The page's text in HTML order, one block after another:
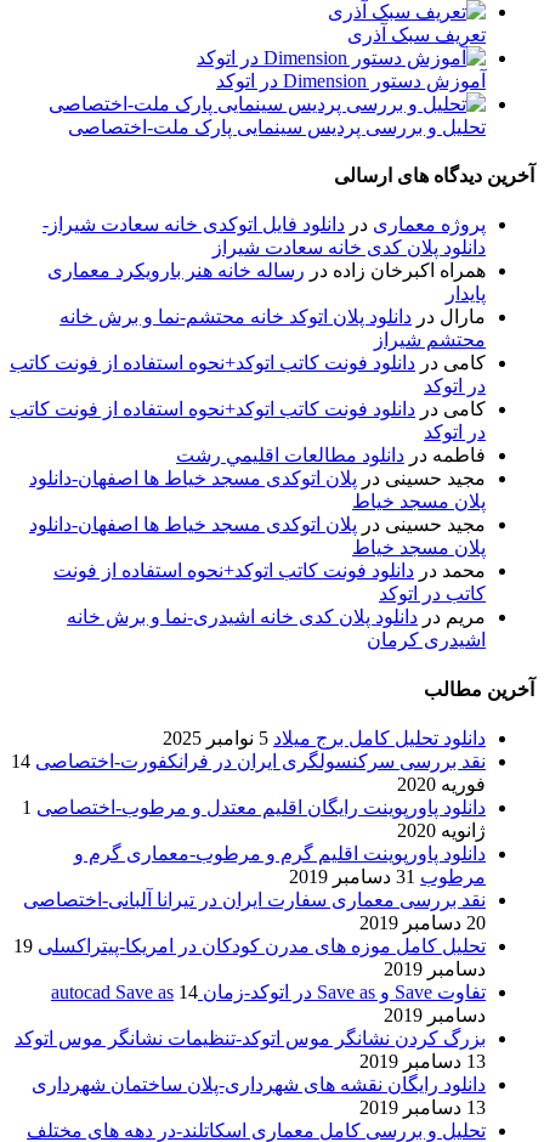
تعریف سبک آذری
آموزش دستور Dimension در اتوکد
تحلیل و بررسی پردیس سینمایی پارک ملت-اختصاصی
آخرین دیدگاه های ارسالی
پروژه معماری در دانلود فایل اتوکدی خانه سعادت شیراز-
دانلود پلان کدی خانه سعادت شیراز
همراه اکبرخان زاده در رساله خانه هنر بارویکرد معماری
پایدار
مارال در دانلود پلان اتوکد خانه محتشم-نما و برش خانه
محتشم شیراز
کامی در دانلود فونت کاتب اتوکد+نحوه استفاده از فونت کاتب
در اتوکد
کامی در دانلود فونت کاتب اتوکد+نحوه استفاده از فونت کاتب
در اتوکد
فاطمه در دانلود مطالعات اقليمي رشت
مجید حسینی در پلان اتوکدی مسجد خیاط ها اصفهان-دانلود
پلان مسجد خیاط
مجید حسینی در پلان اتوکدی مسجد خیاط ها اصفهان-دانلود
پلان مسجد خیاط
محمد در دانلود فونت کاتب اتوکد+نحوه استفاده از فونت
کاتب در اتوکد
مریم در دانلود پلان کدی خانه اشیدری-نما و برش خانه
اشیدری کرمان
آخرین مطالب
دانلود تحلیل کامل برج میلاد 5 نوامبر 2025
نقد بررسی سرکنسولگری ایران در فرانکفورت-اختصاصی 14
فوریه 2020
دانلود پاورپوینت رایگان اقلیم معتدل و مرطوب-اختصاصی 1
ژانویه 2020
دانلود پاورپوینت اقلیم گرم و مرطوب-معماری گرم و
مرطوب 31 دسامبر 2019
نقد بررسی معماری سفارت ایران در تیرانا آلبانی-اختصاصی
20 دسامبر 2019
تحلیل کامل موزه های مدرن کودکان در امریکا-پیتراکسلی 19
دسامبر 2019
تفاوت Save و Save as در اتوکد-زمان autocad Save as
14
دسامبر 2019
بزرگ کردن نشانگر موس اتوکد-تنظیمات نشانگر موس اتوکد
13 دسامبر 2019
دانلود رایگان نقشه های شهرداری-پلان ساختمان شهرداری
13 دسامبر 2019
تحلیل و بررسی کامل معماری اسکاتلند-در دهه های مختلف